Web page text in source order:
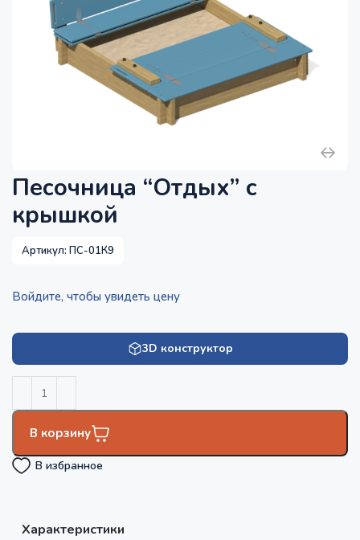
Песочница “Отдых” с
крышкой
Артикул:ПС-01К9
Войдите, чтобы увидеть цену
3D конструктор
В корзину
В избранное
Характеристики